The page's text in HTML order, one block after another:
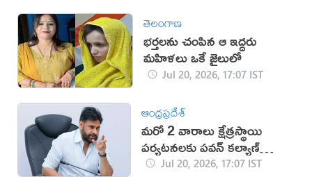
తెలంగాణ
భర్తలను చంపిన ఆ ఇద్దరు
మహిళలు ఒకే జైలులో
Jul 20, 2026, 17:07 IST
ఆంధ్రప్రదేశ్
మరో 2 వారాలు క్షేత్రస్థాయి
పర్యటనలకు పవన్ కల్యాణ్
దూరంJul 20, 2026, 17:07 IST